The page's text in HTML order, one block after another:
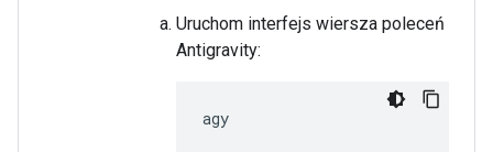
Uruchom interfejs wiersza poleceń
Antigravity: